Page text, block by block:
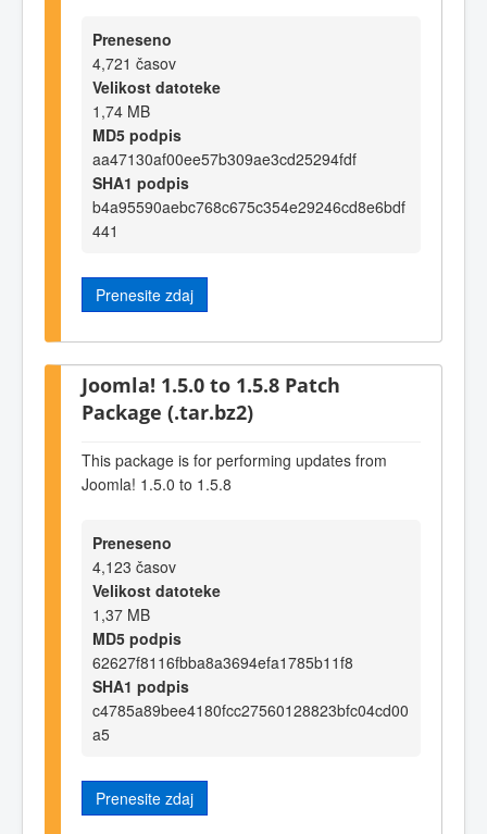
Preneseno
4,721 časov
Velikost datoteke
1,74 MB
MD5 podpis
aa47130af00ee57b309ae3cd25294fdf
SHA1 podpis
b4a95590aebc768c675c354e29246cd8e6bdf
441
Prenesite zdaj
Joomla! 1.5.0 to 1.5.8 Patch
Package (.tar.bz2)
This package is for performing updates from
Joomla! 1.5.0 to 1.5.8
Preneseno
4,123 časov
Velikost datoteke
1,37 MB
MD5 podpis
62627f8116fbba8a3694efa1785b11f8
SHA1 podpis
c4785a89bee4180fcc27560128823bfc04cd00
a5
Prenesite zdaj